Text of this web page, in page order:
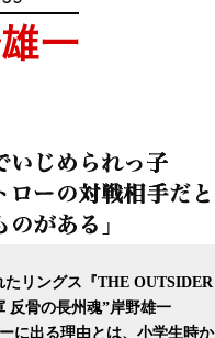
リングス『THE OUTSIDER
反骨の長州魂”岸野雄一
に出る理由とは、小学生時か